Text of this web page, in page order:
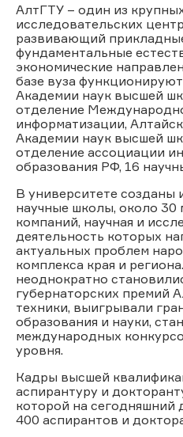
АлтГТУ – один из
исследовательских
развивающий
фундаментальные
экономические
базе вуза
Академии наук высшей
отделение
информатизации,
Академии наук высшей
отделение ассоциации
образования РФ, 16
В университете созданы
научные школы, около
компаний, научная и
деятельность которых
актуальных проблем
комплекса края и
неоднократно
губернаторских премий
техники, выигрывали
образования и науки,
международных
уровня.
Кадры высшей
аспирантуру и
которой на сегодняшний
400 аспирантов и